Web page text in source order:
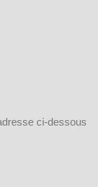
ci-dessous